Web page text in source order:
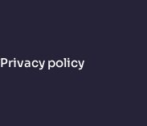
Privacy policy